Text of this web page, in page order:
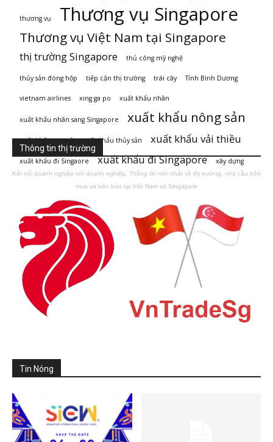
thương vụ Thương vụ Singapore
Thương vụ Việt Nam tại Singapore
thị trường Singapore thủ công mỹ nghệ
thủy sản đóng hộp tiếp cận thị trường trái cây Tỉnh Bình Dương
vietnam airlines xing ga po xuất khẩu nhãn
xuất khẩu nhãn sang Singapore xuất khẩu nông sản
xuất khẩu rau củ xuất khẩu thủy sản xuất khẩu vải thiều
xuất khẩu đi Singaore xuất khẩu đi Singapore xây dựng
Thông tin thị trường
Kết nối doanh nghiệp với doanh nghiệp. Thông tin mới nhất về thị trường, nhu cầu bên
mua và bên bán tại Việt Nam và Singapore
Tin Nóng